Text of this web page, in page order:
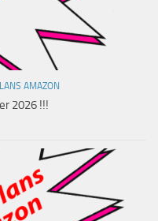
AMAZON
2026 !!!